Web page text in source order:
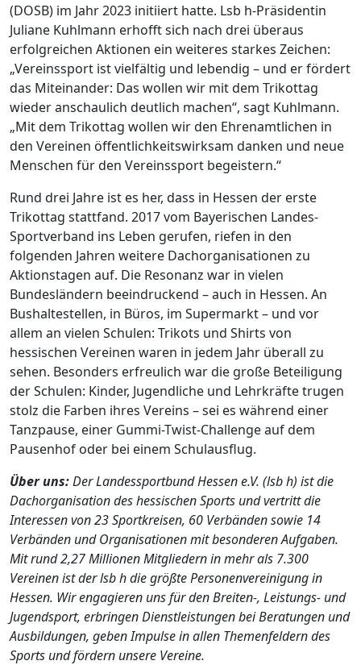
(DOSB) im Jahr 2023 initiiert hatte. Lsb h-Präsidentin
Juliane Kuhlmann erhofft sich nach drei überaus
erfolgreichen Aktionen ein weiteres starkes Zeichen:
„Vereinssport ist vielfältig und lebendig – und er fördert
das Miteinander: Das wollen wir mit dem Trikottag
wieder anschaulich deutlich machen“, sagt Kuhlmann.
„Mit dem Trikottag wollen wir den Ehrenamtlichen in
den Vereinen öffentlichkeitswirksam danken und neue
Menschen für den Vereinssport begeistern.“
Rund drei Jahre ist es her, dass in Hessen der erste
Trikottag stattfand. 2017 vom Bayerischen Landes-
Sportverband ins Leben gerufen, riefen in den
folgenden Jahren weitere Dachorganisationen zu
Aktionstagen auf. Die Resonanz war in vielen
Bundesländern beeindruckend – auch in Hessen. An
Bushaltestellen, in Büros, im Supermarkt – und vor
allem an vielen Schulen: Trikots und Shirts von
hessischen Vereinen waren in jedem Jahr überall zu
sehen. Besonders erfreulich war die große Beteiligung
der Schulen: Kinder, Jugendliche und Lehrkräfte trugen
stolz die Farben ihres Vereins – sei es während einer
Tanzpause, einer Gummi-Twist-Challenge auf dem
Pausenhof oder bei einem Schulausflug.
Über uns:Der Landessportbund Hessen e.V. (lsb h) ist die
Dachorganisation des hessischen Sports und vertritt die
Interessen von 23 Sportkreisen, 60 Verbänden sowie 14
Verbänden und Organisationen mit besonderen Aufgaben.
Mit rund 2,27 Millionen Mitgliedern in mehr als 7.300
Vereinen ist der lsb h die größte Personenvereinigung in
Hessen. Wir engagieren uns für den Breiten-, Leistungs- und
Jugendsport, erbringen Dienstleistungen bei Beratungen und
Ausbildungen, geben Impulse in allen Themenfeldern des
Sports und fördern unsere Vereine.